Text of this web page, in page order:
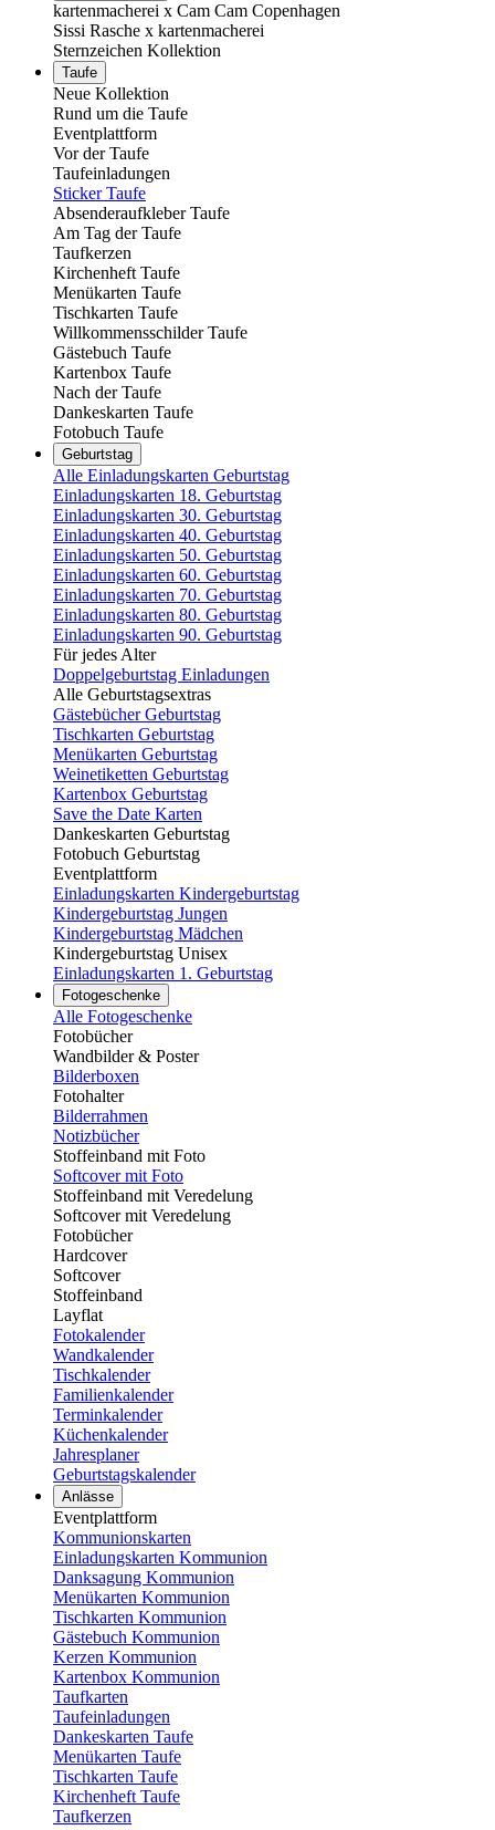
kartenmacherei x Cam Cam Copenhagen
Sissi Rasche x kartenmacherei
Sternzeichen Kollektion
Taufe
Neue Kollektion
Rund um die Taufe
Eventplattform
Vor der Taufe
Taufeinladungen
Sticker Taufe
Absenderaufkleber Taufe
Am Tag der Taufe
Taufkerzen
Kirchenheft Taufe
Menükarten Taufe
Tischkarten Taufe
Willkommensschilder Taufe
Gästebuch Taufe
Kartenbox Taufe
Nach der Taufe
Dankeskarten Taufe
Fotobuch Taufe
Geburtstag
Alle Einladungskarten Geburtstag
Einladungskarten 18. Geburtstag
Einladungskarten 30. Geburtstag
Einladungskarten 40. Geburtstag
Einladungskarten 50. Geburtstag
Einladungskarten 60. Geburtstag
Einladungskarten 70. Geburtstag
Einladungskarten 80. Geburtstag
Einladungskarten 90. Geburtstag
Für jedes Alter
Doppelgeburtstag Einladungen
Alle Geburtstagsextras
Gästebücher Geburtstag
Tischkarten Geburtstag
Menükarten Geburtstag
Weinetiketten Geburtstag
Kartenbox Geburtstag
Save the Date Karten
Dankeskarten Geburtstag
Fotobuch Geburtstag
Eventplattform
Einladungskarten Kindergeburtstag
Kindergeburtstag Jungen
Kindergeburtstag Mädchen
Kindergeburtstag Unisex
Einladungskarten 1. Geburtstag
Fotogeschenke
Alle Fotogeschenke
Fotobücher
Wandbilder & Poster
Bilderboxen
Fotohalter
Bilderrahmen
Notizbücher
Stoffeinband mit Foto
Softcover mit Foto
Stoffeinband mit Veredelung
Softcover mit Veredelung
Fotobücher
Hardcover
Softcover
Stoffeinband
Layflat
Fotokalender
Wandkalender
Tischkalender
Familienkalender
Terminkalender
Küchenkalender
Jahresplaner
Geburtstagskalender
Anlässe
Eventplattform
Kommunionskarten
Einladungskarten Kommunion
Danksagung Kommunion
Menükarten Kommunion
Tischkarten Kommunion
Gästebuch Kommunion
Kerzen Kommunion
Kartenbox Kommunion
Taufkarten
Taufeinladungen
Dankeskarten Taufe
Menükarten Taufe
Tischkarten Taufe
Kirchenheft Taufe
Taufkerzen